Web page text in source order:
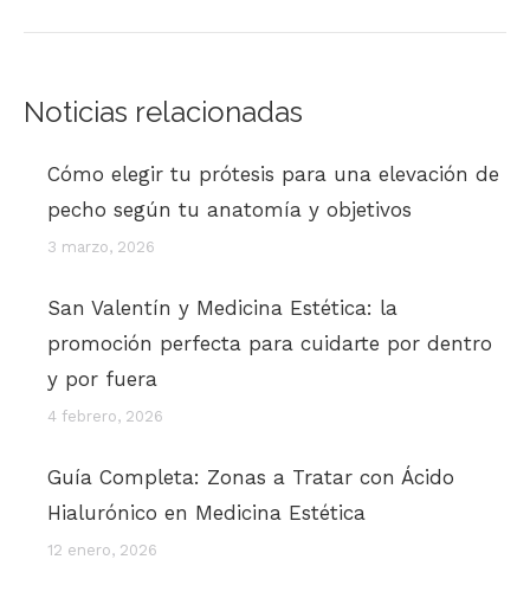
Noticias relacionadas
Cómo elegir tu prótesis para una elevación de
pecho según tu anatomía y objetivos
3 marzo, 2026
San Valentín y Medicina Estética: la
promoción perfecta para cuidarte por dentro
y por fuera
4 febrero, 2026
Guía Completa: Zonas a Tratar con Ácido
Hialurónico en Medicina Estética
12 enero, 2026